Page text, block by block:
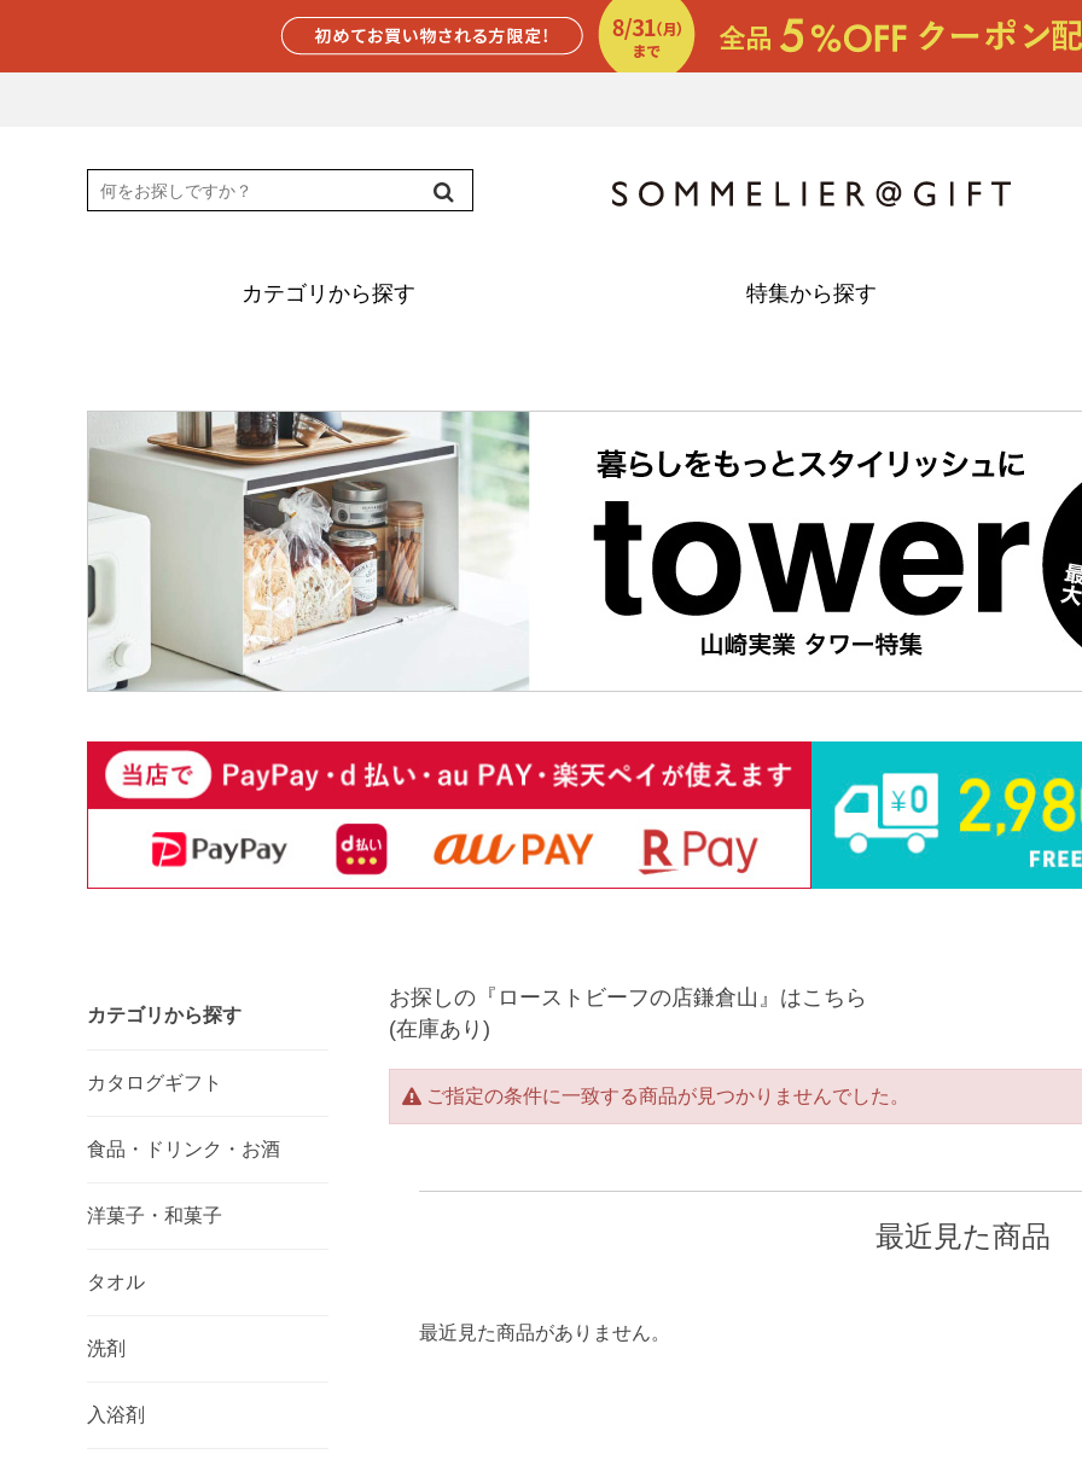
カテゴリから探す 特集から探す
カテゴリから探す
カタログギフト
食品・ドリンク・お酒
洋菓子・和菓子
タオル
洗剤
入浴剤
お探しの『ローストビーフの店鎌倉山』はこちら
(在庫あり)
ご指定の条件に一致する商品が見つかりませんでした。
最近見た商品
最近見た商品がありません。